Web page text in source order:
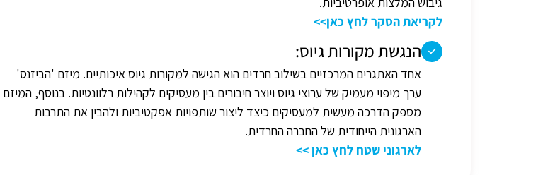
לקריאת הסקר לחץ כאן>>
הנגשת מקורות גיוס:
אחד האתגרים המרכזיים בשילוב חרדים הוא הגישה למקורות גיוס איכותיים. מיזם 'הביזנס'
ערך מיפוי מעמיק של ערוצי גיוס ויוצר חיבורים בין מעסיקים לקהילות רלוונטיות. בנוסף, המיזם
מספק הדרכה מעשית למעסיקים כיצד ליצור שותפויות אפקטיביות ולהבין את התרבות
הארגונית הייחודית של החברה החרדית.
לארגוני שטח לחץ כאן >>